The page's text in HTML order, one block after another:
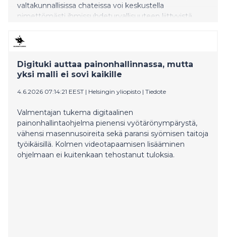
valtakunnallisissa chateissa voi keskustella
nimettömästi ihmissuhdeturvallisuuteen liittyvistä
luotettavalta asiantuntijalta. Chatissa kannattaa
keskustella huolista jo ennen perheen yhteistä, tiivistä
Digituki auttaa painonhallinnassa, mutta
yksi malli ei sovi kaikille
4.6.2026 07:14:21 EEST | Helsingin yliopisto | Tiedote
Valmentajan tukema digitaalinen
painonhallintaohjelma pienensi vyötärönympärystä,
vähensi masennusoireita sekä paransi syömisen taitoja
työikäisillä. Kolmen videotapaamisen lisääminen
ohjelmaan ei kuitenkaan tehostanut tuloksia.